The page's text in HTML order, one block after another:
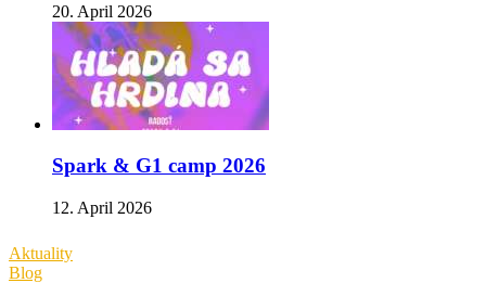
20. April 2026
Spark & G1 camp 2026
12. April 2026
Aktuality
Blog